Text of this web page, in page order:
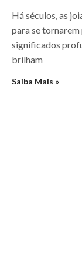
Há séculos, as
para se
significados
brilham
Saiba Mais »